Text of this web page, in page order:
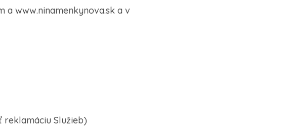
a www.ninamenkynova.sk a v
reklamáciu Služieb)